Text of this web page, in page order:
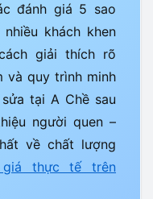
đánh giá 5 sao
khách khen
giải thích rõ
và quy trình minh
tại A Chề sau
người quen –
về chất lượng
giá thực tế trên